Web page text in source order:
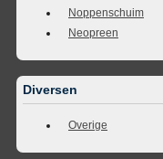
Noppenschuim
Neopreen
Diversen
Overige